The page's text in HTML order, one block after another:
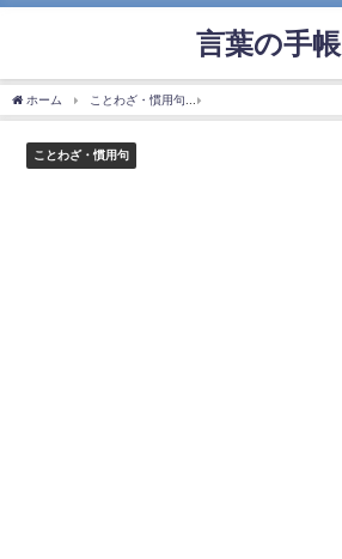
言葉の手帳
ホーム ことわざ・慣用句
ことわざ・慣用句